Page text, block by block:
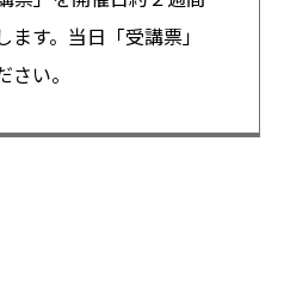
す。当日「受講票」
い。